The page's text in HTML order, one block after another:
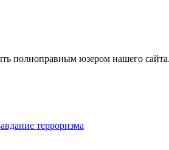
полноправным юзером нашего сайта.
терроризма